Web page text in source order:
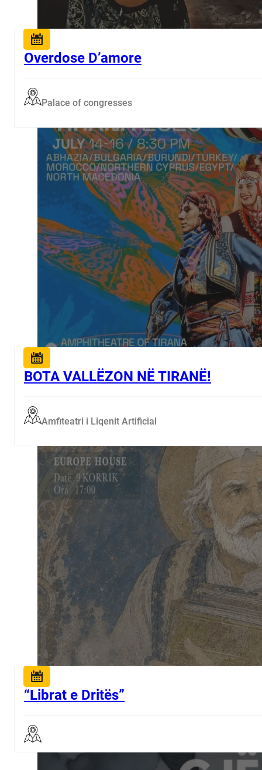
Overdose D’amore
Palace of congresses
BOTA VALLËZON NË TIRANË!
Amfiteatri i Liqenit Artificial
“Librat e Dritës”